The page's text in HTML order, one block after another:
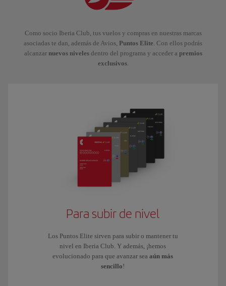
Como socio Iberia Club, tus vuelos y compras en nuestras marcas
asociadas te dan, además de Avios, Puntos Elite. Con ellos podrás
alcanzar nuevos nivelesdentro del programa y acceder a premios
exclusivos.
Para subir de nivel
Los Puntos Elite sirven para subir o mantener tu
nivel en Iberia Club. Y además, ¡hemos
evolucionado para que avanzar seaaún más
sencillo!